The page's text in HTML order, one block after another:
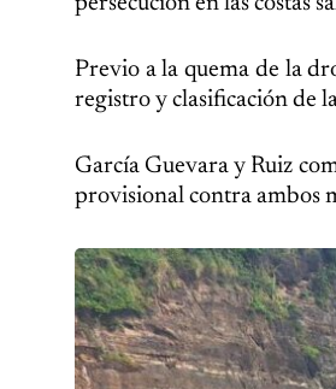
Previo a la quema de la
registro y clasificación de
García Guevara y Ruiz
provisional contra ambos